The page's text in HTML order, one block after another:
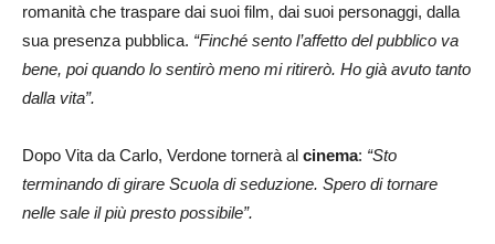
romanità che traspare dai suoi film, dai suoi personaggi, dalla
sua presenza pubblica. “Finché sento l’affetto del pubblico va
bene, poi quando lo sentirò meno mi ritirerò. Ho già avuto tanto
dalla vita”.
Dopo Vita da Carlo, Verdone tornerà al cinema: “Sto
terminando di girare Scuola di seduzione. Spero di tornare
nelle sale il più presto possibile”.